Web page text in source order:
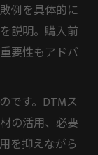
例を具体的に
説明。購入前
要性もアドバ
です。DTMス
の活用、必要
を抑えながら